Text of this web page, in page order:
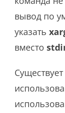
вывод по
указать
вместо